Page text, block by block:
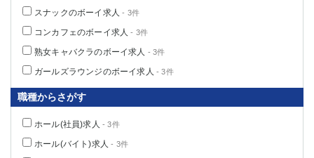
スナックのボーイ求人 - 3件
コンカフェのボーイ求人 - 3件
熟女キャバクラのボーイ求人 - 3件
ガールズラウンジのボーイ求人 - 3件
職種からさがす
ホール(社員)求人 - 3件
ホール(バイト)求人 - 3件